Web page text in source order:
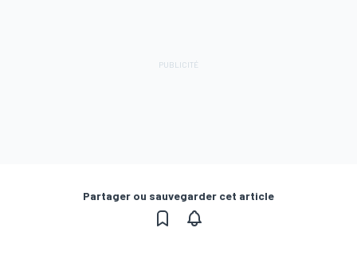
Partager ou sauvegarder cet article